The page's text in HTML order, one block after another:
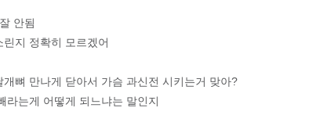
안됨
지 정확히 모르겠어
개뼈 만나게 닫아서 가슴 과신전 시키는거 맞아?
라는게 어떻게 되느냐는 말인지